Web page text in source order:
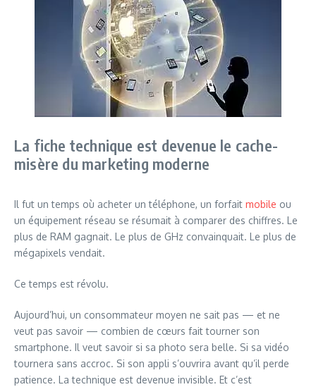
La fiche technique est devenue le cache-
misère du marketing moderne
Il fut un temps où acheter un téléphone, un forfait mobile ou
un équipement réseau se résumait à comparer des chiffres. Le
plus de RAM gagnait. Le plus de GHz convainquait. Le plus de
mégapixels vendait.
Ce temps est révolu.
Aujourd’hui, un consommateur moyen ne sait pas — et ne
veut pas savoir — combien de cœurs fait tourner son
smartphone. Il veut savoir si sa photo sera belle. Si sa vidéo
tournera sans accroc. Si son appli s’ouvrira avant qu’il perde
patience. La technique est devenue invisible. Et c’est